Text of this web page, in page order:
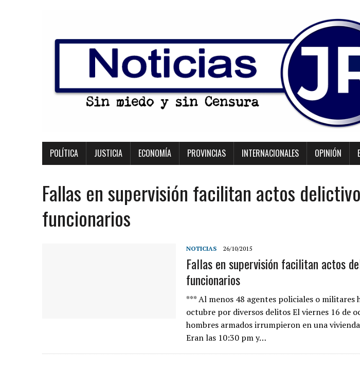
POLÍTICA JUSTICIA ECONOMÍA PROVINCIAS INTERNACIONALES OPINIÓN
Fallas en supervisión facilitan actos
funcionarios
NOTICIAS 26/10/2015
Fallas en supervisión facilitan actos
funcionarios
*** Al menos 48 agentes policiales o militares
octubre por diversos delitos El viernes 16 de
hombres armados irrumpieron en una
Eran las 10:30 pm y…